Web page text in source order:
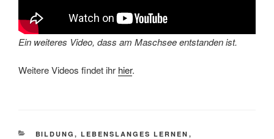
Ein weiteres Video, dass am Maschsee entstanden ist.
Weitere Videos findet ihr hier.
KATEGORIEN
BILDUNG, LEBENSLANGES LERNEN ,